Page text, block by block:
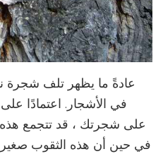
عادةً ما يظهر تلف
في الأشجار. اعتمادًا
على شجرتك ، قد تتجمع
في حين أن هذه الثقوب